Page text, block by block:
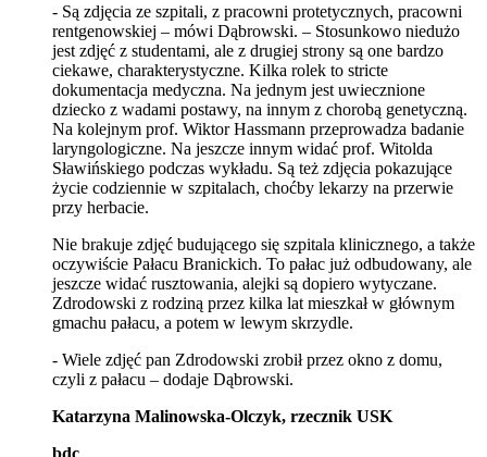
- Są zdjęcia ze szpitali, z pracowni protetycznych, pracowni
rentgenowskiej – mówi Dąbrowski. – Stosunkowo niedużo
jest zdjęć z studentami, ale z drugiej strony są one bardzo
ciekawe, charakterystyczne. Kilka rolek to stricte
dokumentacja medyczna. Na jednym jest uwiecznione
dziecko z wadami postawy, na innym z chorobą genetyczną.
Na kolejnym prof. Wiktor Hassmann przeprowadza badanie
laryngologiczne. Na jeszcze innym widać prof. Witolda
Sławińskiego podczas wykładu. Są też zdjęcia pokazujące
życie codziennie w szpitalach, choćby lekarzy na przerwie
przy herbacie.
Nie brakuje zdjęć budującego się szpitala klinicznego, a także
oczywiście Pałacu Branickich. To pałac już odbudowany, ale
jeszcze widać rusztowania, alejki są dopiero wytyczane.
Zdrodowski z rodziną przez kilka lat mieszkał w głównym
gmachu pałacu, a potem w lewym skrzydle.
- Wiele zdjęć pan Zdrodowski zrobił przez okno z domu,
czyli z pałacu – dodaje Dąbrowski.
Katarzyna Malinowska-Olczyk, rzecznik USK
bdc